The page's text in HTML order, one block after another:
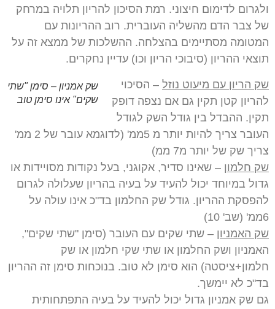
ולגרום לדימום חיצוני. רמת הסיכון להריון תלויה במרחק
של צבר הדם מהשליה העוברית. רוב ההריונות עם
המטומה מסתיימים בהצלחה. ההשלכות של ממצא זה על
תוצאי ההריון (סיבוכי הריון וכו) עדיין נחקרים.
שק אמניון – סימן "שתי
שקים" אינו סימן טוב
שק הריון עם מיעוט נוזל – הסיכוי
להריון קטן תקין גם אם נצפה דופק
תקין. ההבדל בין גודל השק לגודל
העובר צריך להיות יותר מ 5ממ' (לדוגמא עובר של 2 ממ'
צריך שק של יותר מ7 ממ)
שק חלמון – שאינו סדיר, אקוגני, בעל נקודות מסויידות או
גדול במיוחד יכול להעיד על בעיה בהריון שעלולה לגרום
להפסקת ההריון. גודל שק החלמון בד"כ אינו עולה על
6ממ' (שב' 10)
שק האמניון – שתי שקים עם העובר (סימן "שתי שקים",
האמניון ושק החלמון או שתי שקי חלמון או שק
חלמון+ציסטה) הוא סימן לא טוב. בנוכחות סימן זה ההריון
בד"כ לא יימשך.
גם שק אמניון גדול יכול להעיד על בעיה התפתחותית